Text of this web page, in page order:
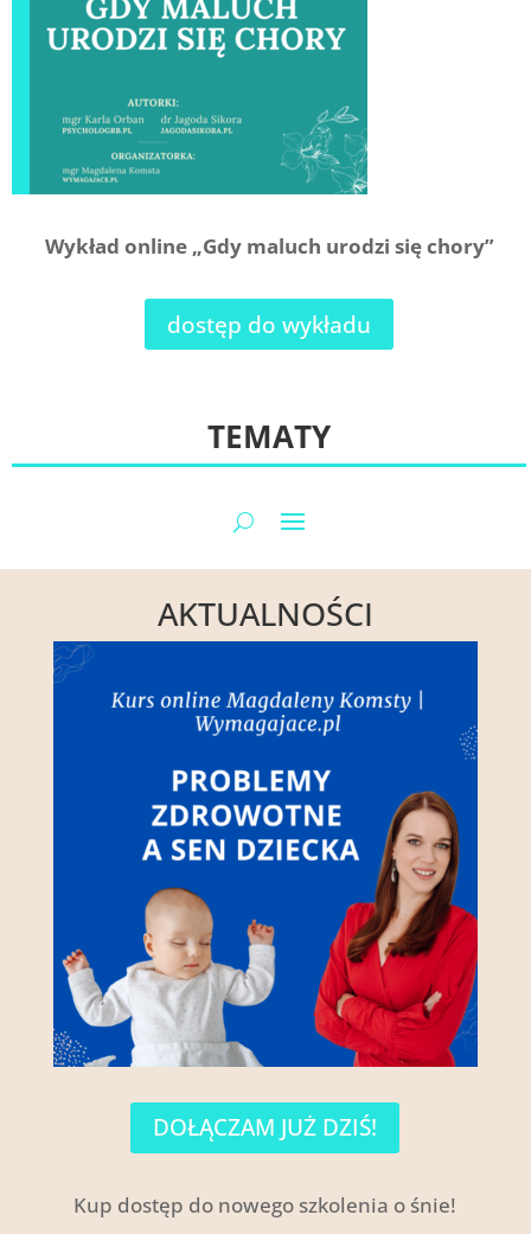
Wykład online „Gdy maluch urodzi się chory”
dostęp do wykładu
TEMATY
AKTUALNOŚCI
DOŁĄCZAM JUŻ DZIŚ!
Kup dostęp do nowego szkolenia o śnie!